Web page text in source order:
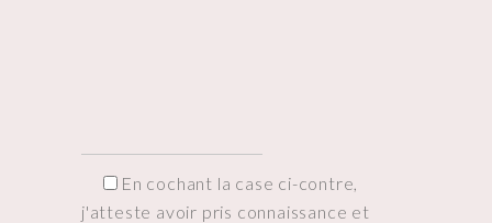
En cochant la case ci-contre,
j'atteste avoir pris connaissance et